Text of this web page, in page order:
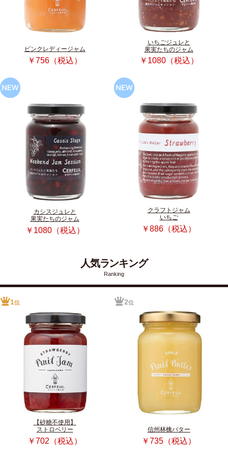
ピンクレディージャム
￥756（税込）
いちごジュレと
果実たちのジャム
￥1080（税込）
カシスジュレと
果実たちのジャム
￥1080（税込）
クラフトジャム
いちご
￥886（税込）
人気ランキング
Ranking
1位
【砂糖不使用】
ストロベリー
￥702（税込）
2位
信州林檎バター
￥735（税込）